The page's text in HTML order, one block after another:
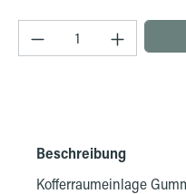
Produkt Anzahl:
Beschreibung
Kofferraumeinlage